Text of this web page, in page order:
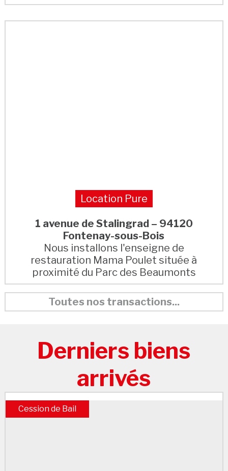
Location Pure
1 avenue de Stalingrad – 94120
Fontenay-sous-Bois
Nous installons l'enseigne de
restauration Mama Poulet située à
proximité du Parc des Beaumonts
Toutes nos transactions...
Derniers biens
arrivés
Cession de Bail